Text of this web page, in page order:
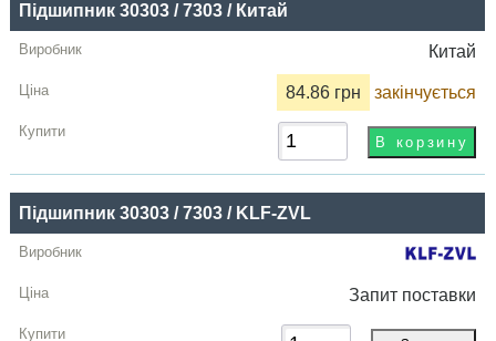
Назва
Виробник
Радіальний
грн
Купити
Підшипник 30303 / 7303 / Китай
Китай
84.86 грн закінчується
Підшипник 30303 / 7303 / KLF-ZVL
Запит поставки